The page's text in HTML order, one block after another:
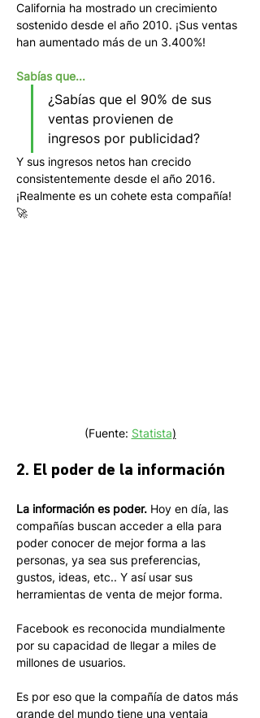
California ha mostrado un crecimiento
sostenido desde el año 2010. ¡Sus ventas
han aumentado más de un 3.400%!
Sabías que...
¿Sabías que el 90% de sus
ventas provienen de
ingresos por publicidad?
Y sus ingresos netos han crecido
consistentemente desde el año 2016.
¡Realmente es un cohete esta compañía!
🚀
(Fuente: Statista)
2. El poder de la información
La información es poder. Hoy en día, las
compañías buscan acceder a ella para
poder conocer de mejor forma a las
personas, ya sea sus preferencias,
gustos, ideas, etc.. Y así usar sus
herramientas de venta de mejor forma.
Facebook es reconocida mundialmente
por su capacidad de llegar a miles de
millones de usuarios.
Es por eso que la compañía de datos más
grande del mundo tiene una ventaja